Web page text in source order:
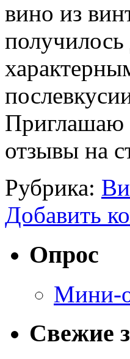
вино из
получилось
Приглашаю
отзывы на
Рубрика:
Добавить
Опрос
Мини-
Свежие